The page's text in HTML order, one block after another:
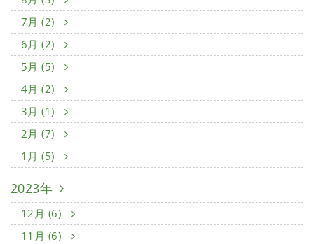
7月 (2)
6月 (2)
5月 (5)
4月 (2)
3月 (1)
2月 (7)
1月 (5)
2023年
12月 (6)
11月 (6)